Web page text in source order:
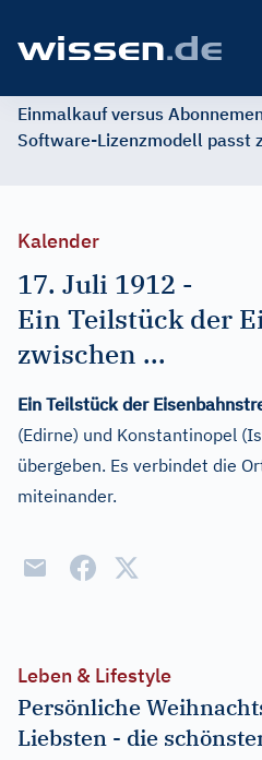
Einmalkauf versus
Software-Lizenzmodell passt
Kalender
17. Juli 1912 -
Ein Teilstück der
zwischen ...
Ein Teilstück der
(Edirne) und Konstantinopel
übergeben. Es verbindet die
miteinander.
Leben & Lifestyle
Persönliche
Liebsten - die